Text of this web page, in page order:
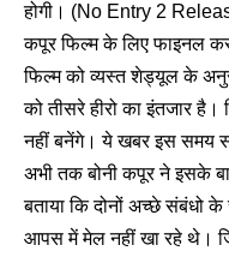
होगी। (No Entry 2
कपूर फिल्म के लिए फाइनल कर
फिल्म को व्यस्त शेड्यूल के
को तीसरे हीरो का इंतजार
नहीं बनेंगे। ये खबर इस समय
अभी तक बोनी कपूर ने इसके
बताया कि दोनों अच्छे संबंधो
आपस में मेल नहीं खा रहे थे।